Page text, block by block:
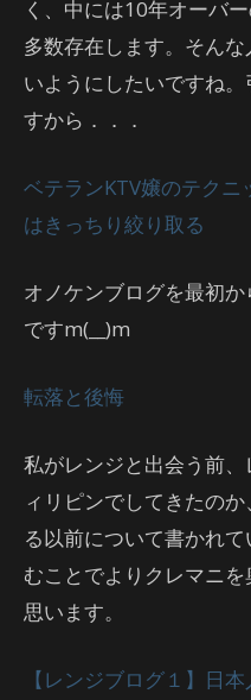
く、中には10年オーバ
多数存在します。そん
いようにしたいですね
すから．．．
ベテランKTV嬢のテク
はきっちり絞り取る
オノケンブログを最初
ですm(__)m
転落と後悔
私がレンジと出会う前
ィリピンでしてきたの
る以前について書かれ
むことでよりクレマニ
思います。
【レンジブログ１】日